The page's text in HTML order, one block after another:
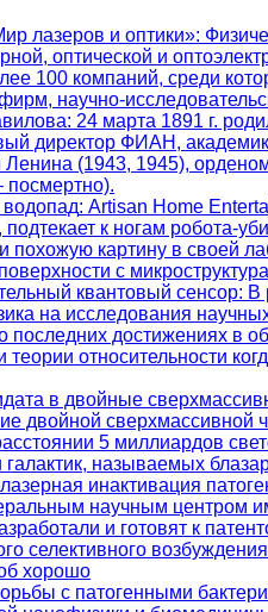
лазеров и оптики»:
оптической и
100 компаний, среди
научно-
: 24 марта 1891 г.
директор ФИАН,
(1943, 1945),
посмертно).
водопад: Artisan Home
к ногам робота-
картину в своей
с
квантовый сенсор: В
на исследования
последних достижениях в
относительности
в двойные
двойной сверхмассивной
5 миллиардов
называемых
инактивация
научным центром
и готовят к
селективного
хорошо
с патогенными